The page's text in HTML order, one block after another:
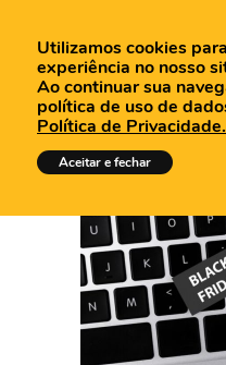
Utilizamos cookies
experiência no nosso
Ao continuar sua
política de uso de
Política de Privacidade.
Aceitar e fechar